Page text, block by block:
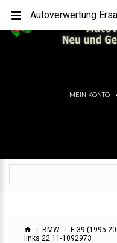
MEIN KONTO
BMW E-39 (1995-
links 22.11-1092973